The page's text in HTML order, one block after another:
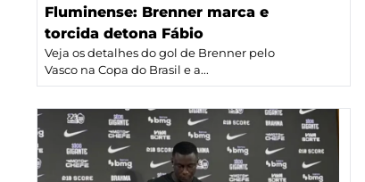
Fluminense: Brenner marca e
torcida detona Fábio
Veja os detalhes do gol de Brenner pelo
Vasco na Copa do Brasil e a...